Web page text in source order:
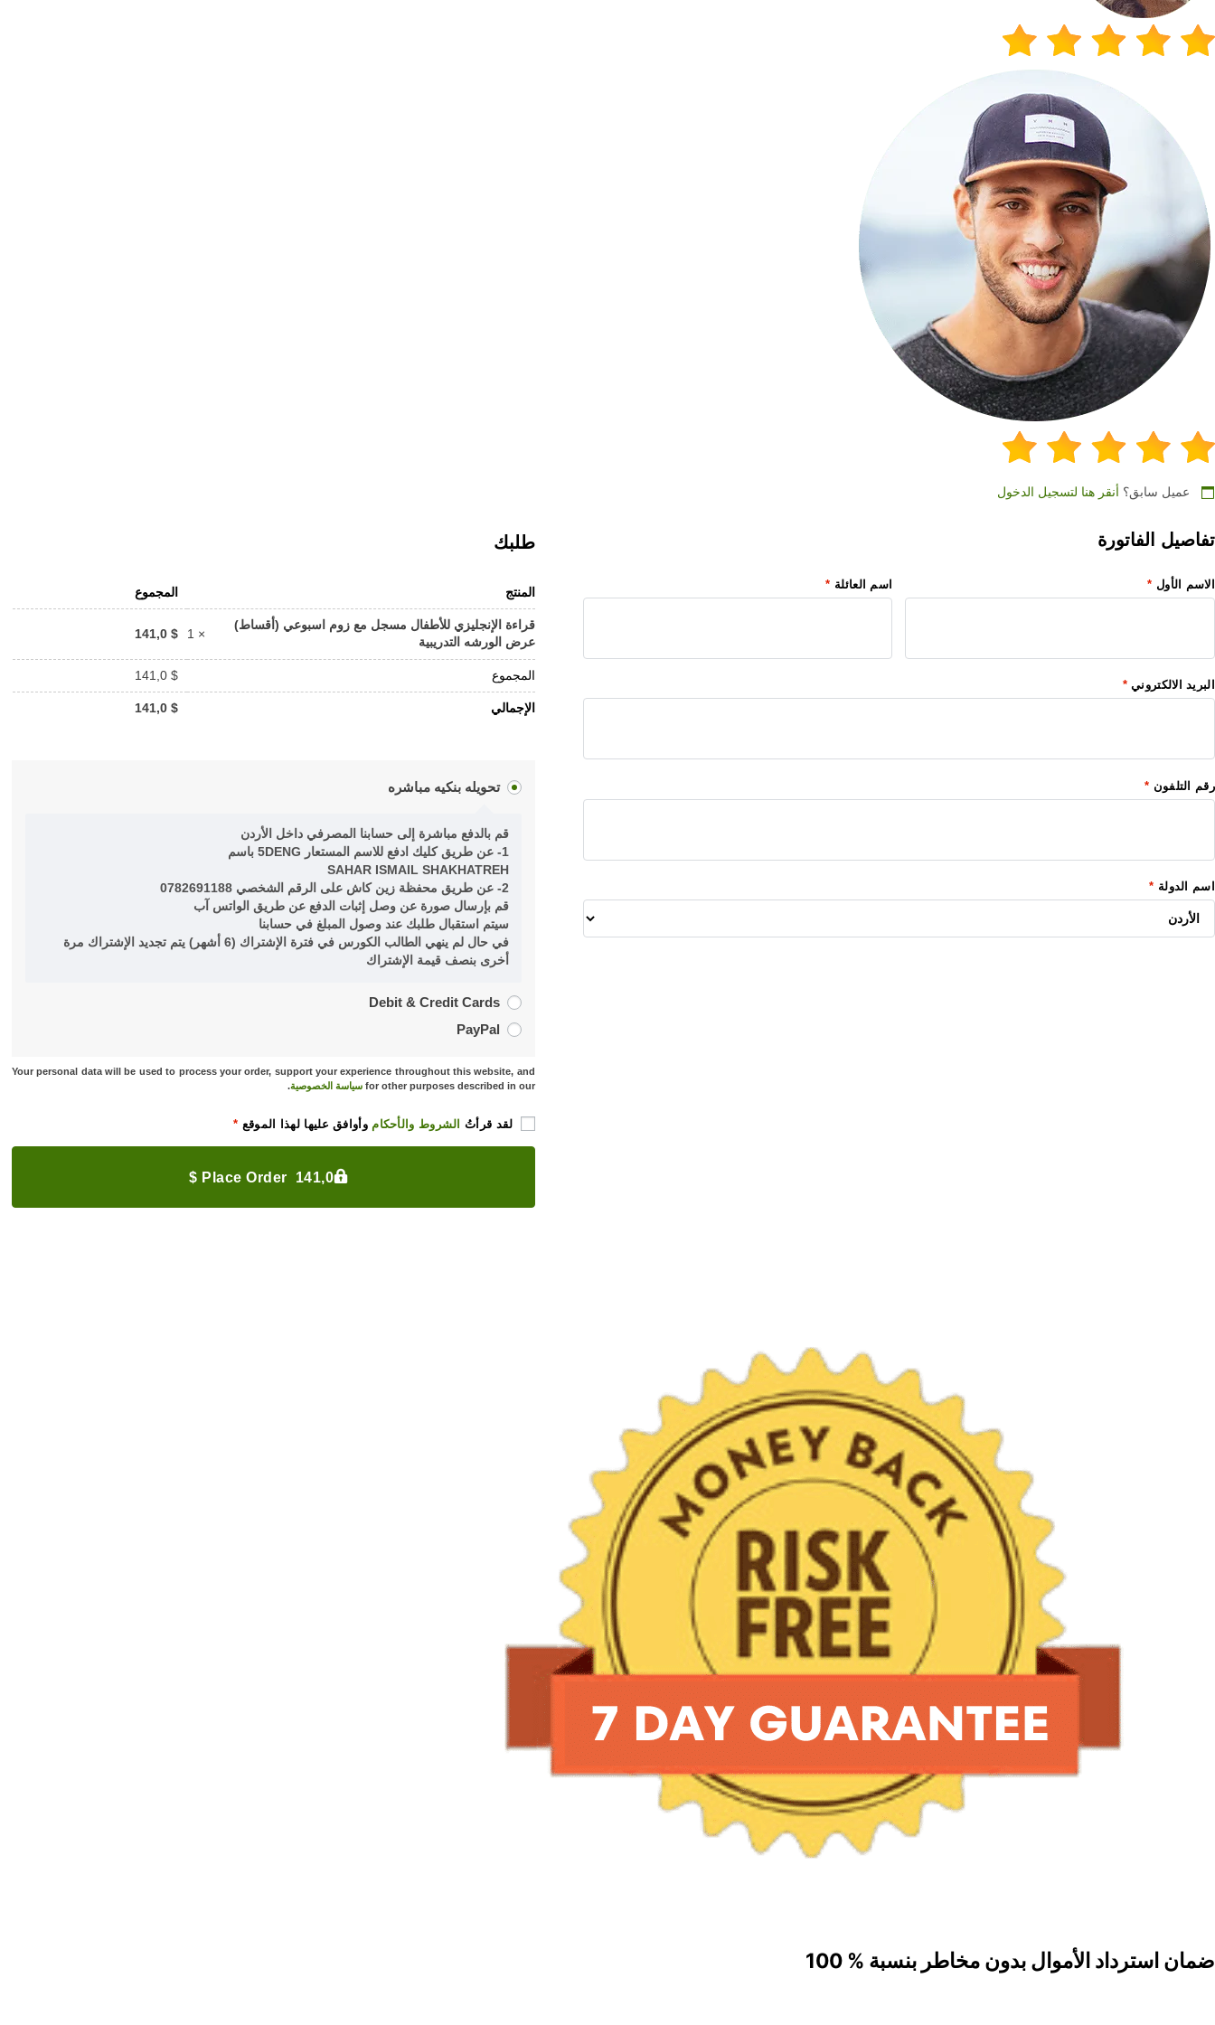
عميل سابق؟ أنقر هنا لتسجيل الدخول
تفاصيل الفاتورة
الاسم الأول * اسم العائلة *
البريد الالكتروني*
رقم التلفون *
اسم الدولة *
طلبك
المنتج المجموع
قراءة الإنجليزي للأطفال مسجل مع زوم اسبوعي (أقساط)
عرض الورشه التدريبية
× 1
141,0 $
المجموع 141,0 $
الإجمالي 141,0 $
تحويله بنكيه مباشره
قم بالدفع مباشرة إلى حسابنا المصرفي داخل الأردن
1- عن طريق كليك ادفع للاسم المستعار 5DENG باسم
SAHAR ISMAIL SHAKHATREH
2- عن طريق محفظة زين كاش على الرقم الشخصي 0782691188
قم بإرسال صورة عن وصل إثبات الدفع عن طريق الواتس آب
سيتم استقبال طلبك عند وصول المبلغ في حسابنا
في حال لم ينهي الطالب الكورس في فترة الإشتراك (6 أشهر) يتم تجديد الإشتراك مرة
أخرى بنصف قيمة الإشتراك
Debit & Credit Cards
PayPal
Your personal data will be used to process your order, support your experience throughout this website, and
for other purposes described in our سياسة الخصوصية.
لقد قرأتُ الشروط والأحكام وأوافق عليها لهذا الموقع *
Place Order 141,0 $
ضمان استرداد الأموال بدون مخاطر بنسبة % 100